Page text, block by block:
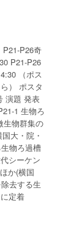
P21-P26奇
P21-P26
（ポス
） ポスタ
演題 発表
1 生物ろ
生物群集の
大・院・
物ろ過槽
シーケン
か(横国
去する生
定着